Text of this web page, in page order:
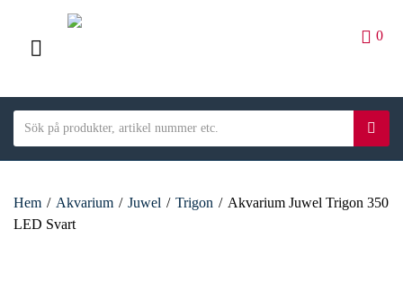
M
E
N
U
a
e
g
e
a
c
h
S
0
Hem / Akvarium / Juwel / Trigon / Akvarium Juwel Trigon 350
LED Svart